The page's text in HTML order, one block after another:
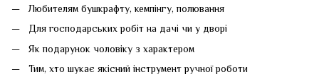
Любителям бушкрафту, кемпінгу, полювання
Для господарських робіт на дачі чи у дворі
Як подарунок чоловіку з характером
Тим, хто шукає якісний інструмент ручної роботи